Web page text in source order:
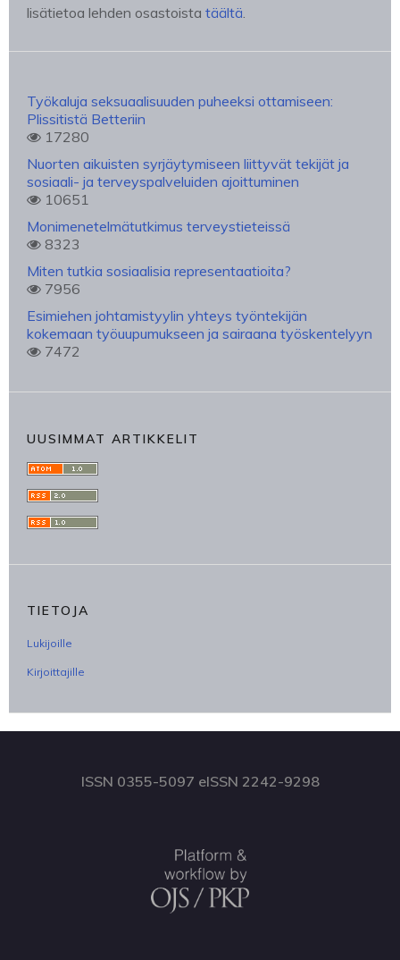
lisätietoa lehden osastoista täältä.
Työkaluja seksuaalisuuden puheeksi ottamiseen:
Plissitistä Betteriin
17280
Nuorten aikuisten syrjäytymiseen liittyvät tekijät ja
sosiaali- ja terveyspalveluiden ajoittuminen
10651
Monimenetelmätutkimus terveystieteissä
8323
Miten tutkia sosiaalisia representaatioita?
7956
Esimiehen johtamistyylin yhteys työntekijän
kokemaan työuupumukseen ja sairaana työskentelyyn
7472
UUSIMMAT ARTIKKELIT
TIETOJA
Lukijoille
Kirjoittajille
ISSN 0355-5097 eISSN 2242-9298